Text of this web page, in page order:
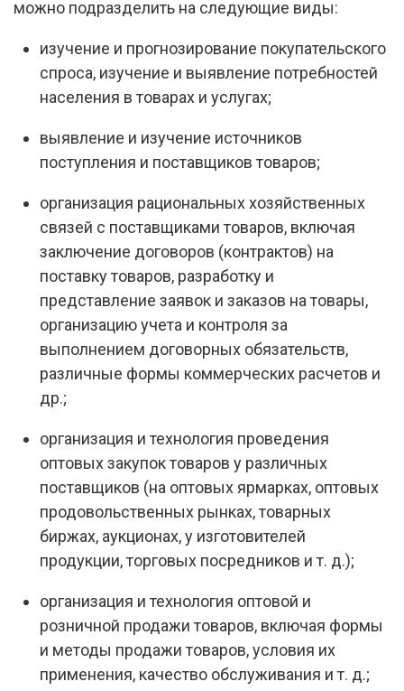
можно подразделить на следующие виды:
изучение и прогнозирование покупательского
спроса, изучение и выявление потребностей
населения в товарах и услугах;
выявление и изучение источников
поступления и поставщиков товаров;
организация рациональных хозяйственных
связей с поставщиками товаров, включая
заключение договоров (контрактов) на
поставку товаров, разработку и
представление заявок и заказов на товары,
организацию учета и контроля за
выполнением договорных обязательств,
различные формы коммерческих расчетов и
др.;
организация и технология проведения
оптовых закупок товаров у различных
поставщиков (на оптовых ярмарках, оптовых
продовольственных рынках, товарных
биржах, аукционах, у изготовителей
продукции, торговых посредников и т. д.);
организация и технология оптовой и
розничной продажи товаров, включая формы
и методы продажи товаров, условия их
применения, качество обслуживания и т. д.;